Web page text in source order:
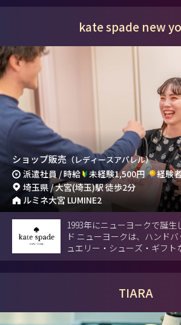
kate spade new
ショップ販売 （レディースアパレル）
派遣社員 / 時給 未経験1,500円
経験
埼玉県 / 大宮(埼玉)駅 徒歩2分
ルミネ大宮 LUMINE2
1993年にニューヨークで誕生
ド ニューヨークは、ハンド
ュエリー・シューズ・ギフト
フスタイルブランドです。
TIARA